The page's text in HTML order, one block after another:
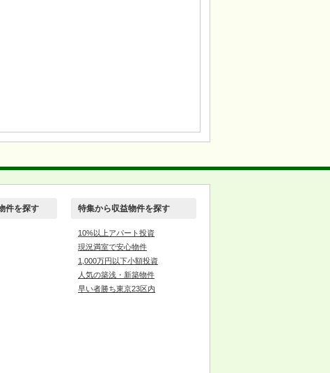
件を探す 特集から収益物件を探す
10%以上アパート投資
現況満室で安心物件
1,000万円以下小額投資
人気の築浅・新築物件
早い者勝ち東京23区内